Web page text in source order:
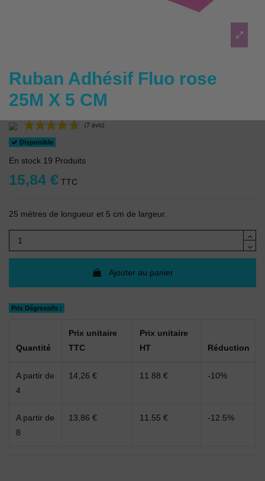
Ruban Adhésif Fluo rose
25M X 5 CM
Disponible
En stock 19 Produits
15,84 € TTC
25 mètres de longueur et 5 cm de largeur.
Ajouter au panier
Prix Dégressifs :
Quantité
Prix unitaire
TTC
Prix unitaire
HT
Réduction
A partir de
4
14,26 € 11.88 € -10%
A partir de
8
13,86 € 11.55 € -12.5%